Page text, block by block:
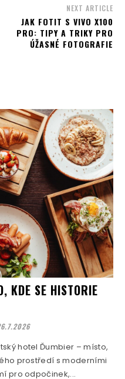
NEXT ARTICLE
JAK FOTIT S VIVO X100
PRO: TIPY A TRIKY PRO
ÚŽASNÉ FOTOGRAFIE
KDE SE HISTORIE
hotel Ďumbier – místo,
prostředí s moderními
pro odpočinek,...